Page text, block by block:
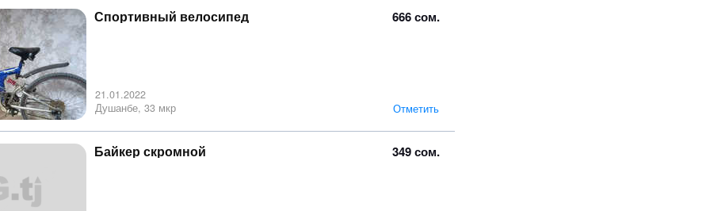
666 сом.
Спортивный велосипед
21.01.2022
Душанбе, 33 мкр
Отметить
349 сом.
Байкер скромной